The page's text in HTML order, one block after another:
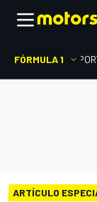
FÓRMULA 1
ARTÍCULO